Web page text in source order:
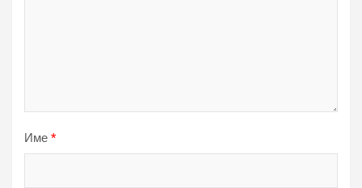
Име *